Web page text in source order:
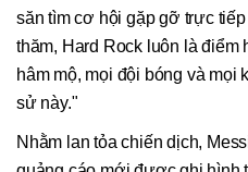
săn tìm cơ hội gặp gỡ trực
thăm, Hard Rock luôn là
hâm mộ, mọi đội bóng và mọi
sử này."
Nhằm lan tỏa chiến dịch,